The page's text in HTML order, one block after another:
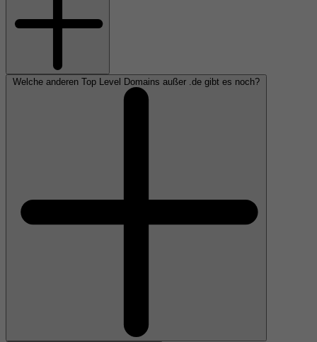
Welche anderen Top Level Domains außer .de gibt es noch?